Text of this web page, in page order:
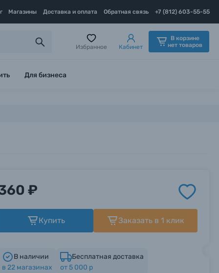
Магазины Доставка и оплата Обратная связь +7 (812) 603-55-55
Избранное Кабинет
В корзине
нет товаров
Для бизнеса
₽
Купить Заказать в 1 клик
В наличии
в 22магазинах
Бесплатная доставка
от 5 000 р